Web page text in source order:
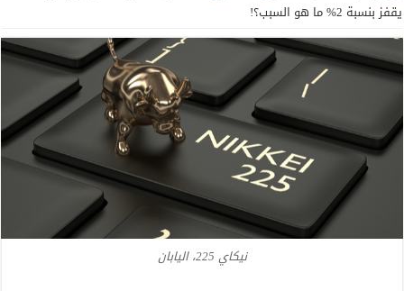
يقفز بنسبة 2% ما هو السبب؟!
نيكاي 225، اليابان